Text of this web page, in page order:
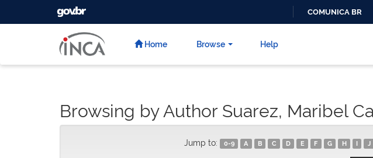
GOVBR
COMUNICA BR
Home Browse Help
Browsing by Author Suarez, Maribel
Jump to: 0-9 A B C D E F G H J